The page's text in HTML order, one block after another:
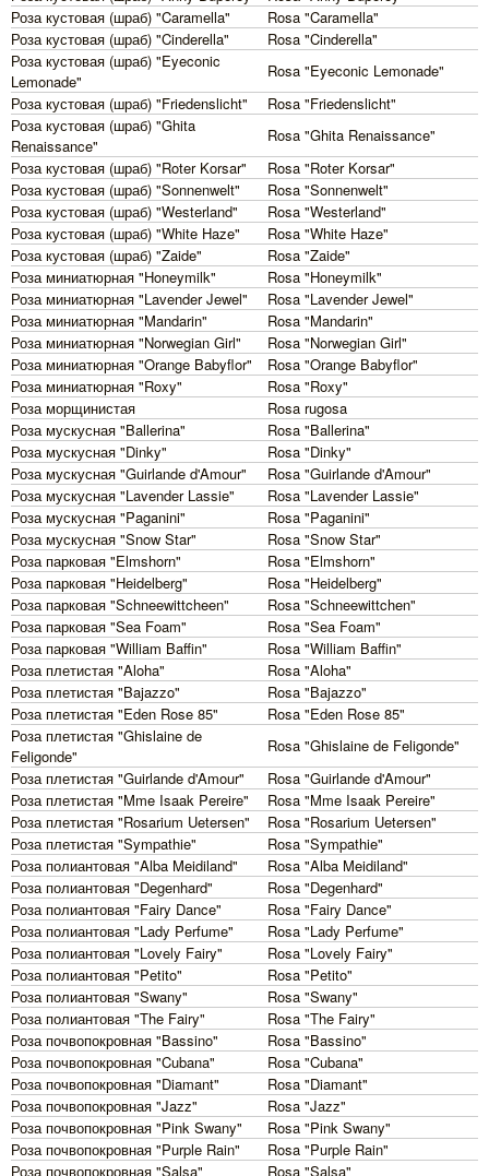
Роза кустовая (шраб) "Caramella"
Rosa "Caramella"
Роза кустовая (шраб) "Cinderella"
Rosa "Cinderella"
Роза кустовая (шраб) "Eyeconic
Lemonade"
Rosa "Eyeconic Lemonade"
Роза кустовая (шраб) "Friedenslicht"
Rosa "Friedenslicht"
Роза кустовая (шраб) "Ghita
Renaissance"
Rosa "Ghita Renaissance"
Роза кустовая (шраб) "Roter Korsar"
Rosa "Roter Korsar"
Роза кустовая (шраб) "Sonnenwelt"
Rosa "Sonnenwelt"
Роза кустовая (шраб) "Westerland"
Rosa "Westerland"
Роза кустовая (шраб) "White Haze"
Rosa "White Haze"
Роза кустовая (шраб) "Zaide"
Rosa "Zaide"
Роза миниатюрная "Honeymilk"
Rosa "Honeymilk"
Роза миниатюрная "Lavender Jewel"
Rosa "Lavender Jewel"
Роза миниатюрная "Mandarin"
Rosa "Mandarin"
Роза миниатюрная "Norwegian Girl"
Rosa "Norwegian Girl"
Роза миниатюрная "Orange Babyflor"
Rosa "Orange Babyflor"
Роза миниатюрная "Roxy"
Rosa "Roxy"
Роза морщинистая
Rosa rugosa
Роза мускусная "Ballerina"
Rosa "Ballerina"
Роза мускусная "Dinky"
Rosa "Dinky"
Роза мускусная "Guirlande d'Amour"
Rosa "Guirlande d'Amour"
Роза мускусная "Lavender Lassie"
Rosa "Lavender Lassie"
Роза мускусная "Paganini"
Rosa "Paganini"
Роза мускусная "Snow Star"
Rosa "Snow Star"
Роза парковая "Elmshorn"
Rosa "Elmshorn"
Роза парковая "Heidelberg"
Rosa "Heidelberg"
Роза парковая "Schneewittcheen"
Rosa "Schneewittchen"
Роза парковая "Sea Foam"
Rosa "Sea Foam"
Роза парковая "William Baffin"
Rosa "William Baffin"
Роза плетистая "Aloha"
Rosa "Aloha"
Роза плетистая "Bajazzo"
Rosa "Bajazzo"
Роза плетистая "Eden Rose 85"
Rosa "Eden Rose 85"
Роза плетистая "Ghislaine de
Feligonde"
Rosa "Ghislaine de Feligonde"
Роза плетистая "Guirlande d'Amour"
Rosa "Guirlande d'Amour"
Роза плетистая "Mme Isaak Pereire"
Rosa "Mme Isaak Pereire"
Роза плетистая "Rosarium Uetersen"
Rosa "Rosarium Uetersen"
Роза плетистая "Sympathie"
Rosa "Sympathie"
Роза полиантовая "Alba Meidiland"
Rosa "Alba Meidiland"
Роза полиантовая "Degenhard"
Rosa "Degenhard"
Роза полиантовая "Fairy Dance"
Rosa "Fairy Dance"
Роза полиантовая "Lady Perfume"
Rosa "Lady Perfume"
Роза полиантовая "Lovely Fairy"
Rosa "Lovely Fairy"
Роза полиантовая "Petito"
Rosa "Petito"
Роза полиантовая "Swany"
Rosa "Swany"
Роза полиантовая "The Fairy"
Rosa "The Fairy"
Роза почвопокровная "Bassino"
Rosa "Bassino"
Роза почвопокровная "Cubana"
Rosa "Cubana"
Роза почвопокровная "Diamant"
Rosa "Diamant"
Роза почвопокровная "Jazz"
Rosa "Jazz"
Роза почвопокровная "Pink Swany"
Rosa "Pink Swany"
Роза почвопокровная "Purple Rain"
Rosa "Purple Rain"
Роза почвопокровная "Salsa"
Rosa "Salsa"